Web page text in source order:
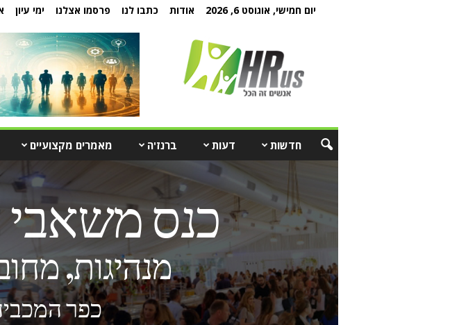
יום חמישי, אוגוסט 6, 2026 אודות כתבו לנו פרסמו אצלנו ימי עיון
חדשות דעות ברנז'ה מאמרים מקצועיים
כנס
מנהיגות,
כפר המכביה |